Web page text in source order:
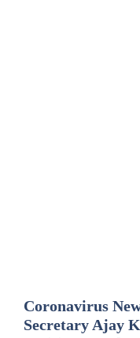
Coronavirus
Secretary Ajay